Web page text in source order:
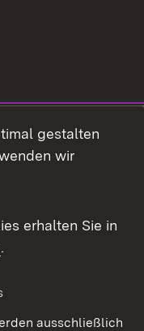
gestalten
wir
erhalten Sie in
.
ausschließlich